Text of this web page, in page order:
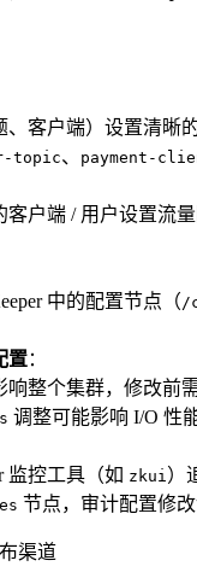
、客户端）设置清晰
topic、 payment-
客户端 / 用户设置流
中的配置节点（ /
置：
响整个集群，修改前
调整可能影响 I/O 性
监控工具（如 zkui ）
节点，审计配置修
渠道